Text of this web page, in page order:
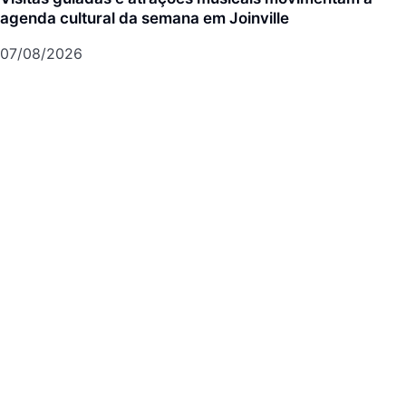
agenda cultural da semana em Joinville
07/08/2026